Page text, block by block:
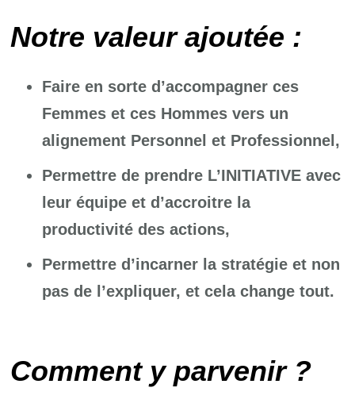
Notre valeur ajoutée :
Faire en sorte d’accompagner ces
Femmes et ces Hommes vers un
alignement Personnel et Professionnel,
Permettre de prendre L’INITIATIVE avec
leur équipe et d’accroitre la
productivité des actions,
Permettre d’incarner la stratégie et non
pas de l’expliquer, et cela change tout.
Comment y parvenir ?